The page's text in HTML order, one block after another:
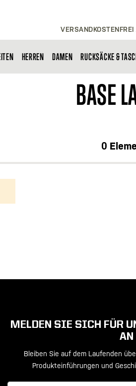
HERREN DAMEN RUCKSÄCKE &
BASE
0
MELDEN SIE SICH FÜR
AN
Bleiben Sie auf dem Laufenden
Produkteinführungen und